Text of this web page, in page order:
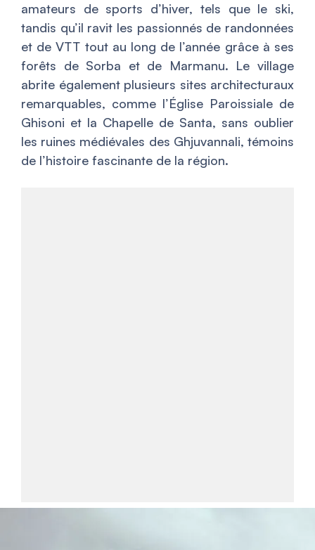
amateurs de sports d’hiver, tels que le ski,
tandis qu’il ravit les passionnés de randonnées
et de VTT tout au long de l’année grâce à ses
forêts de Sorba et de Marmanu. Le village
abrite également plusieurs sites architecturaux
remarquables, comme l’Église Paroissiale de
Ghisoni et la Chapelle de Santa, sans oublier
les ruines médiévales des Ghjuvannali, témoins
de l’histoire fascinante de la région.